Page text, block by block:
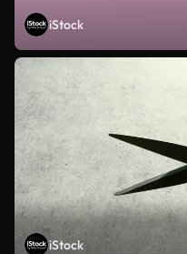
iStock
iStock